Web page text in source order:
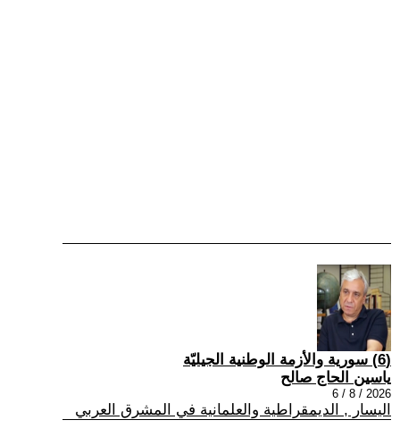
(6) سورية والأزمة الوطنية الجيليّة
ياسين الحاج صالح
2026 / 8 / 6
اليسار , الديمقراطية والعلمانية في المشرق العربي